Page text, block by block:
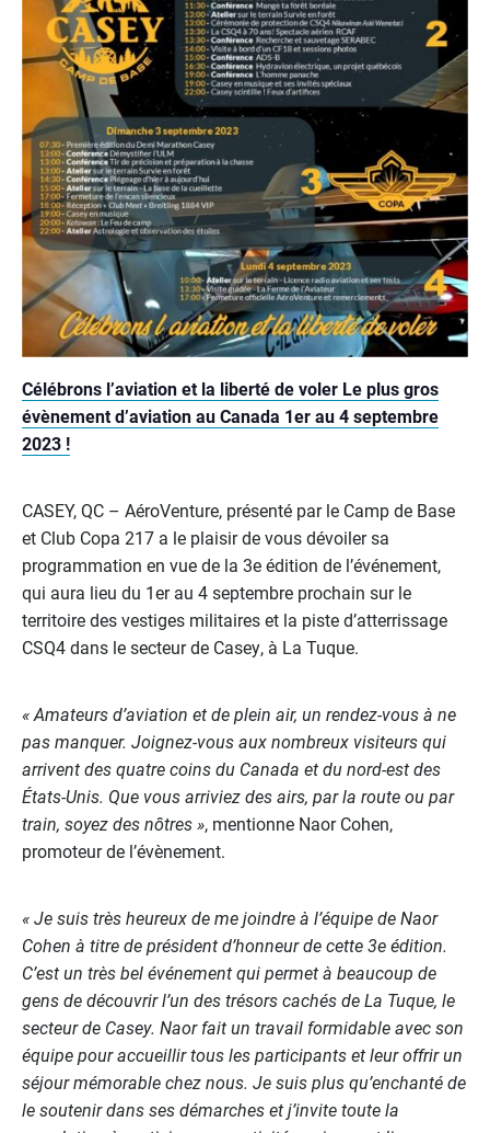
Célébrons l’aviation et la liberté de voler Le plus gros
évènement d’aviation au Canada 1er au 4 septembre
2023 !
CASEY, QC – AéroVenture, présenté par le Camp de Base
et Club Copa 217 a le plaisir de vous dévoiler sa
programmation en vue de la 3e édition de l’événement,
qui aura lieu du 1er au 4 septembre prochain sur le
territoire des vestiges militaires et la piste d’atterrissage
CSQ4 dans le secteur de Casey, à La Tuque.
« Amateurs d’aviation et de plein air, un rendez-vous à ne
pas manquer. Joignez-vous aux nombreux visiteurs qui
arrivent des quatre coins du Canada et du nord-est des
États-Unis. Que vous arriviez des airs, par la route ou par
train, soyez des nôtres », mentionne Naor Cohen,
promoteur de l’évènement.
« Je suis très heureux de me joindre à l’équipe de Naor
Cohen à titre de président d’honneur de cette 3e édition.
C’est un très bel événement qui permet à beaucoup de
gens de découvrir l’un des trésors cachés de La Tuque, le
secteur de Casey. Naor fait un travail formidable avec son
équipe pour accueillir tous les participants et leur offrir un
séjour mémorable chez nous. Je suis plus qu’enchanté de
le soutenir dans ses démarches et j’invite toute la